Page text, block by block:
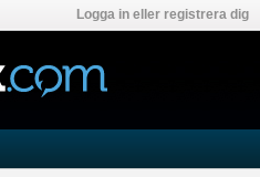
Logga in eller registrera dig